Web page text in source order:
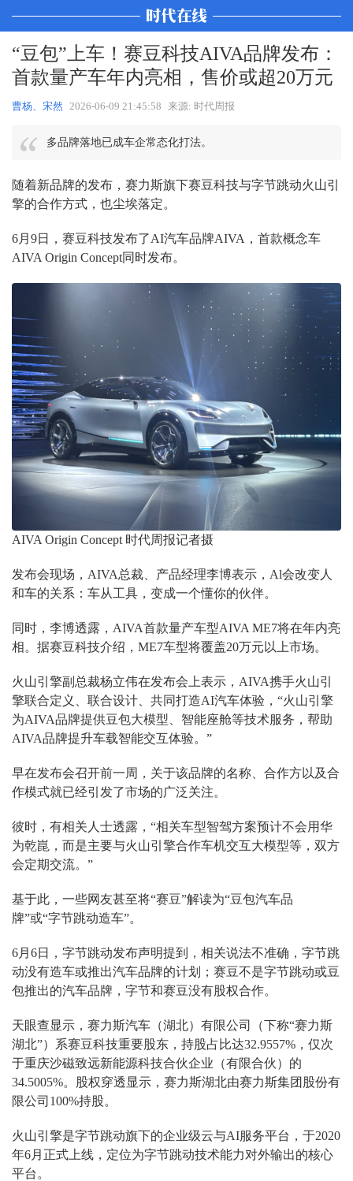
“豆包”上车！赛豆科技AIVA品牌发布：
首款量产车年内亮相，售价或超20万元
曹杨、宋然 2026-06-09 21:45:58 来源: 时代周报
多品牌落地已成车企常态化打法。
随着新品牌的发布，赛力斯旗下赛豆科技与字节跳动火山引
擎的合作方式，也尘埃落定。
6月9日，赛豆科技发布了AI汽车品牌AIVA，首款概念车
AIVA Origin Concept同时发布。
AIVA Origin Concept 时代周报记者摄
发布会现场，AIVA总裁、产品经理李博表示，Al会改变人
和车的关系：车从工具，变成一个懂你的伙伴。
同时，李博透露，AIVA首款量产车型AIVA ME7将在年内亮
相。据赛豆科技介绍，ME7车型将覆盖20万元以上市场。
火山引擎副总裁杨立伟在发布会上表示，AIVA携手火山引
擎联合定义、联合设计、共同打造AI汽车体验，“火山引擎
为AIVA品牌提供豆包大模型、智能座舱等技术服务，帮助
AIVA品牌提升车载智能交互体验。”
早在发布会召开前一周，关于该品牌的名称、合作方以及合
作模式就已经引发了市场的广泛关注。
彼时，有相关人士透露，“相关车型智驾方案预计不会用华
为乾崑，而是主要与火山引擎合作车机交互大模型等，双方
会定期交流。”
基于此，一些网友甚至将“赛豆”解读为“豆包汽车品
牌”或“字节跳动造车”。
6月6日，字节跳动发布声明提到，相关说法不准确，字节跳
动没有造车或推出汽车品牌的计划；赛豆不是字节跳动或豆
包推出的汽车品牌，字节和赛豆没有股权合作。
天眼查显示，赛力斯汽车（湖北）有限公司（下称“赛力斯
湖北”）系赛豆科技重要股东，持股占比达32.9557%，仅次
于重庆沙磁致远新能源科技合伙企业（有限合伙）的
34.5005%。股权穿透显示，赛力斯湖北由赛力斯集团股份有
限公司100%持股。
火山引擎是字节跳动旗下的企业级云与AI服务平台，于2020
年6月正式上线，定位为字节跳动技术能力对外输出的核心
平台。